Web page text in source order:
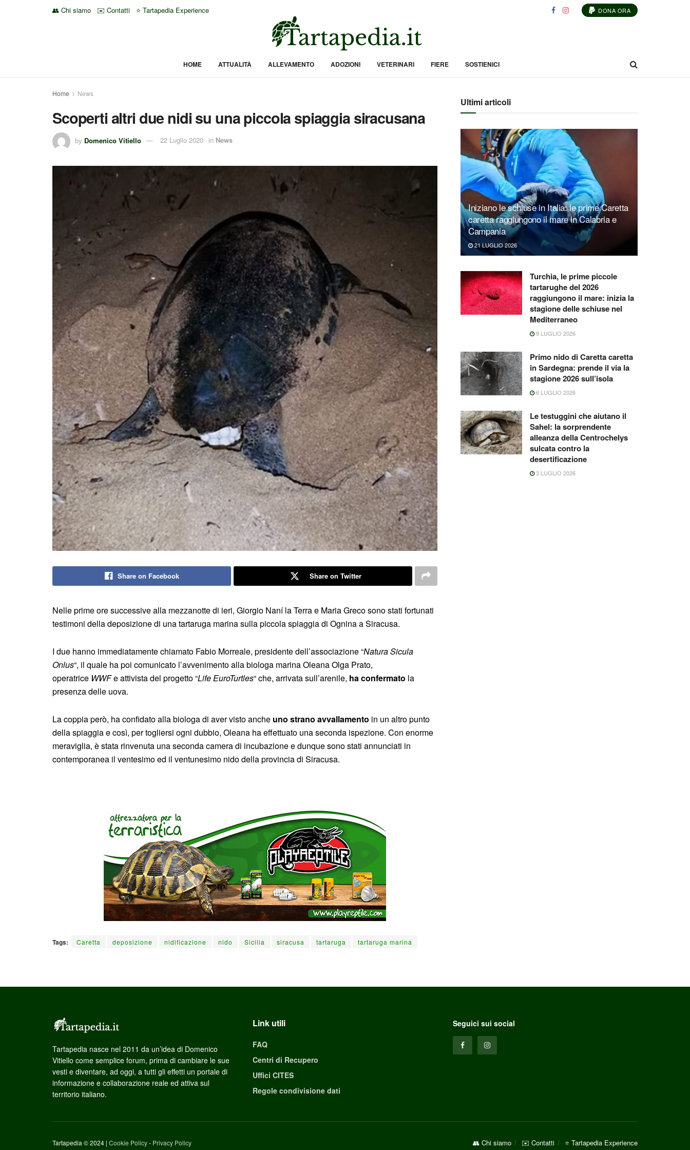
👥 Chi siamo ✉️ Contatti ⭐ Tartapedia Experience DONA ORA
HOME ATTUALITÀ ALLEVAMENTO ADOZIONI VETERINARI FIERE SOSTIENICI
Home News
Scoperti altri due nidi su una piccola spiaggia siracusana
by Domenico Vitiello 22 Luglio 2020 in News
Share on Facebook Share on Twitter
Nelle prime ore successive alla mezzanotte di ieri, Giorgio Naní la Terra e Maria Greco sono stati fortunati
testimoni della deposizione di una tartaruga marina sulla piccola spiaggia di Ognina a Siracusa.
I due hanno immediatamente chiamato Fabio Morreale, presidente dell’associazione “Natura Sicula
Onlus“, il quale ha poi comunicato l’avvenimento alla biologa marina Oleana Olga Prato,
operatrice WWFe attivista del progetto “Life EuroTurtles“ che, arrivata sull’arenile, ha confermato la
presenza delle uova.
La coppia però, ha confidato alla biologa di aver visto anche uno strano avvallamento in un altro punto
della spiaggia e così, per togliersi ogni dubbio, Oleana ha effettuato una seconda ispezione. Con enorme
meraviglia, è stata rinvenuta una seconda camera di incubazione e dunque sono stati annunciati in
contemporanea il ventesimo ed il ventunesimo nido della provincia di Siracusa.
Tags: Caretta deposizione nidificazione nido Sicilia siracusa tartaruga tartaruga marina
Ultimi articoli
Iniziano le schiuse in Italia: le prime Caretta
caretta raggiungono il mare in Calabria e
Campania
21 LUGLIO 2026
Turchia, le prime piccole
tartarughe del 2026
raggiungono il mare: inizia la
stagione delle schiuse nel
Mediterraneo
9 LUGLIO 2026
Primo nido di Caretta caretta
in Sardegna: prende il via la
stagione 2026 sull’isola
6 LUGLIO 2026
Le testuggini che aiutano il
Sahel: la sorprendente
alleanza della Centrochelys
sulcata contro la
desertificazione
3 LUGLIO 2026
Tartapedia nasce nel 2011 da un’idea di Domenico
Vitiello come semplice forum, prima di cambiare le sue
vesti e diventare, ad oggi, a tutti gli effetti un portale di
informazione e collaborazione reale ed attiva sul
territorio italiano.
Link utili
FAQ
Centri di Recupero
Uffici CITES
Regole condivisione dati
Seguici sui social
👥 Chi siamo ✉️ Contatti ⭐ Tartapedia Experience
Tartapedia © 2024 | Cookie Policy- Privacy Policy